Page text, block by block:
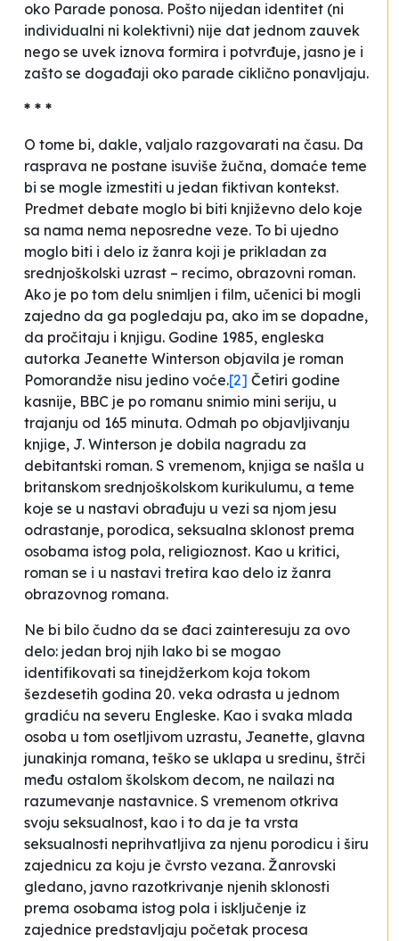
oko Parade ponosa. Pošto nijedan identitet (ni
individualni ni kolektivni) nije dat jednom zauvek
nego se uvek iznova formira i potvrđuje, jasno je i
zašto se događaji oko parade ciklično ponavljaju.
* * *
O tome bi, dakle, valjalo razgovarati na času. Da
rasprava ne postane isuviše žučna, domaće teme
bi se mogle izmestiti u jedan fiktivan kontekst.
Predmet debate moglo bi biti književno delo koje
sa nama nema neposredne veze. To bi ujedno
moglo biti i delo iz žanra koji je prikladan za
srednjoškolski uzrast – recimo, obrazovni roman.
Ako je po tom delu snimljen i film, učenici bi mogli
zajedno da ga pogledaju pa, ako im se dopadne,
da pročitaju i knjigu. Godine 1985, engleska
autorka Jeanette Winterson objavila je roman
Pomorandže nisu jedino voće.[2] Četiri godine
kasnije, BBC je po romanu snimio mini seriju, u
trajanju od 165 minuta. Odmah po objavljivanju
knjige, J. Winterson je dobila nagradu za
debitantski roman. S vremenom, knjiga se našla u
britanskom srednjoškolskom kurikulumu, a teme
koje se u nastavi obrađuju u vezi sa njom jesu
odrastanje, porodica, seksualna sklonost prema
osobama istog pola, religioznost. Kao u kritici,
roman se i u nastavi tretira kao delo iz žanra
obrazovnog romana.
Ne bi bilo čudno da se đaci zainteresuju za ovo
delo: jedan broj njih lako bi se mogao
identifikovati sa tinejdžerkom koja tokom
šezdesetih godina 20. veka odrasta u jednom
gradiću na severu Engleske. Kao i svaka mlada
osoba u tom osetljivom uzrastu, Jeanette, glavna
junakinja romana, teško se uklapa u sredinu, štrči
među ostalom školskom decom, ne nailazi na
razumevanje nastavnice. S vremenom otkriva
svoju seksualnost, kao i to da je ta vrsta
seksualnosti neprihvatljiva za njenu porodicu i širu
zajednicu za koju je čvrsto vezana. Žanrovski
gledano, javno razotkrivanje njenih sklonosti
prema osobama istog pola i isključenje iz
zajednice predstavljaju početak procesa